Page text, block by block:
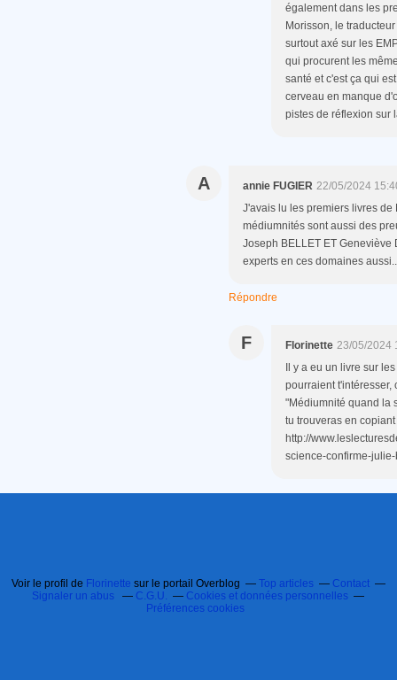
également dans les
Morisson, le
surtout axé sur les
qui procurent les
santé et c'est ça qui
cerveau en manque
pistes de réflexion sur
A annie FUGIER 22/05/2024
J'avais lu les premiers livres
médiumnités sont aussi des
Joseph BELLET ET
experts en ces domaines
Répondre
F Florinette 23/05/2024
Il y a eu un livre sur
pourraient t'intéresser,
"Médiumnité quand la
tu trouveras en
http://
science-confirme-
Voir le profil de Florinette sur le portail Overblog Top articles
Contact
Signaler un abus
C.G.U.
Cookies et données personnelles
Préférences cookies